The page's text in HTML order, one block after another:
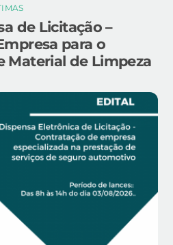
de Licitação –
para o
Material de Limpeza